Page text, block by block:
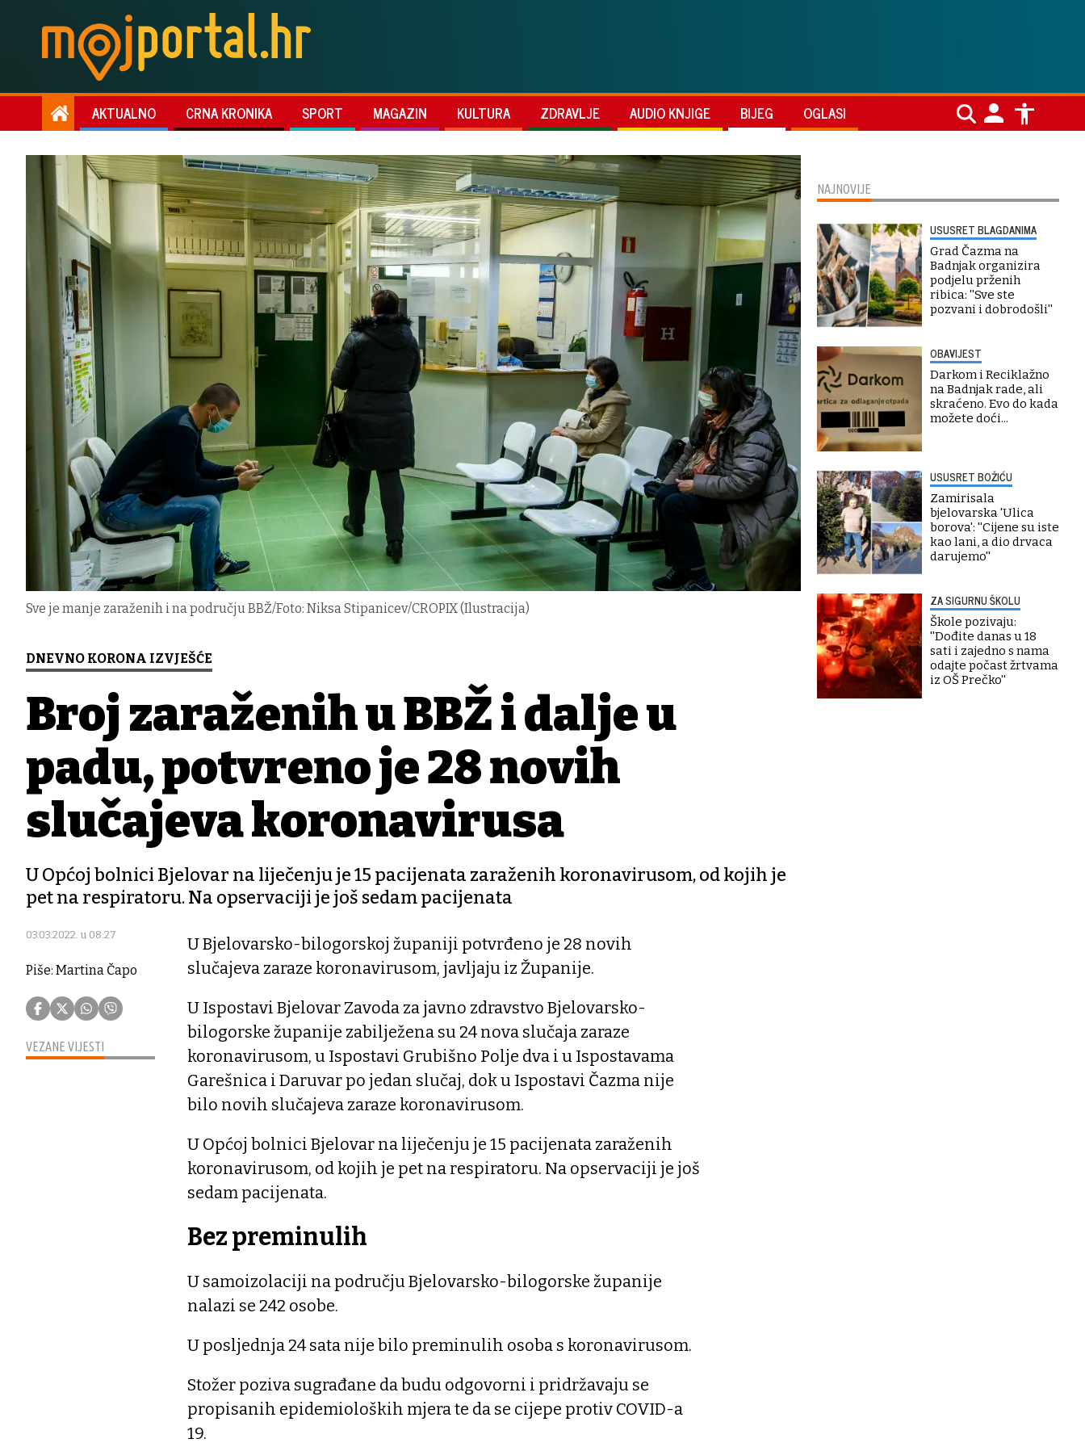
AKTUALNO CRNA KRONIKA SPORT MAGAZIN KULTURA ZDRAVLJE AUDIO KNJIGE BIJEG OGLASI
Sve je manje zaraženih i na području BBŽ/Foto: Niksa Stipanicev/CROPIX (Ilustracija)
DNEVNO KORONA IZVJEŠĆE
Broj zaraženih u BBŽ i dalje u
padu, potvrđeno je 28 novih
slučajeva koronavirusa
U Općoj bolnici Bjelovar na liječenju je 15 pacijenata zaraženih koronavirusom, od kojih je
pet na respiratoru. Na opservaciji je još sedam pacijenata
03.03.2022. u 08:27
Piše: Martina Čapo
VEZANE VIJESTI
U Bjelovarsko-bilogorskoj županiji potvrđeno je 28 novih
slučajeva zaraze koronavirusom, javljaju iz Županije.
U Ispostavi Bjelovar Zavoda za javno zdravstvo Bjelovarsko-
bilogorske županije zabilježena su 24 nova slučaja zaraze
koronavirusom, u Ispostavi Grubišno Polje dva i u Ispostavama
Garešnica i Daruvar po jedan slučaj, dok u Ispostavi Čazma nije
bilo novih slučajeva zaraze koronavirusom.
U Općoj bolnici Bjelovar na liječenju je 15 pacijenata zaraženih
koronavirusom, od kojih je pet na respiratoru. Na opservaciji je još
sedam pacijenata.
Bez preminulih
U samoizolaciji na području Bjelovarsko-bilogorske županije
nalazi se 242 osobe.
U posljednja 24 sata nije bilo preminulih osoba s koronavirusom.
Stožer poziva sugrađane da budu odgovorni i pridržavaju se
propisanih epidemioloških mjera te da se cijepe protiv COVID-a
19.
NAJNOVIJE
USUSRET BLAGDANIMA
Grad Čazma na
Badnjak organizira
podjelu prženih
ribica: ''Sve ste
pozvani i dobrodošli''
OBAVIJEST
Darkom i Reciklažno
na Badnjak rade, ali
skraćeno. Evo do kada
možete doći...
USUSRET BOŽIĆU
Zamirisala
bjelovarska 'Ulica
borova': ''Cijene su iste
kao lani, a dio drvaca
darujemo''
ZA SIGURNU ŠKOLU
Škole pozivaju:
''Dođite danas u 18
sati i zajedno s nama
odajte počast žrtvama
iz OŠ Prečko''